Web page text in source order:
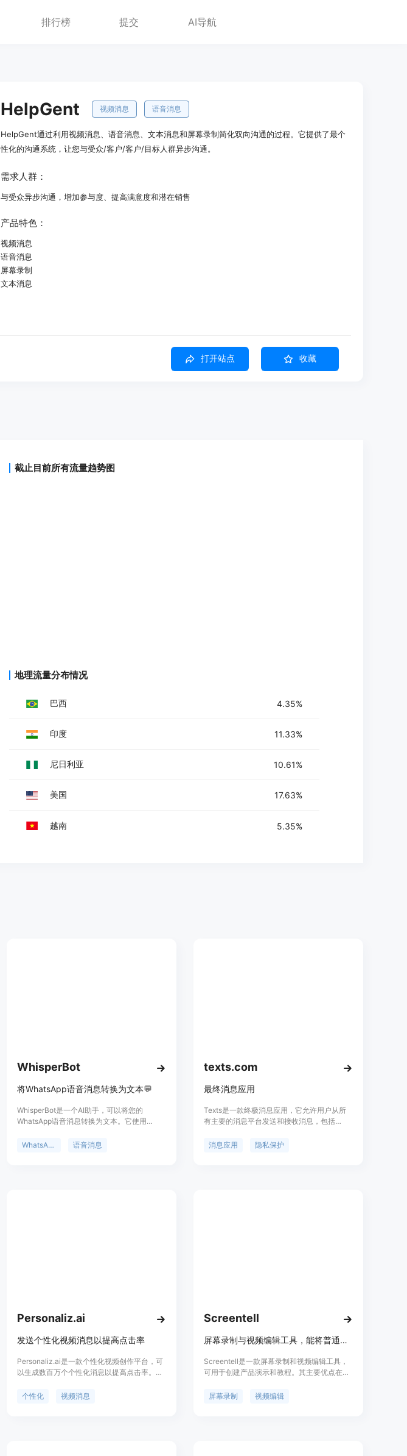
排行榜 提交 AI导航
HelpGent 视频消息 语音消息
HelpGent通过利用视频消息、语音消息、文本消息和屏幕录制简化双向沟通的过程。它提供了最个
性化的沟通系统，让您与受众/客户/客户/目标人群异步沟通。
需求人群：
与受众异步沟通，增加参与度、提高满意度和潜在销售
产品特色：
视频消息
语音消息
屏幕录制
文本消息
打开站点 收藏
截止目前所有流量趋势图
地理流量分布情况
巴西 4.35%
印度 11.33%
尼日利亚 10.61%
美国 17.63%
越南 5.35%
WhisperBot
将WhatsApp语音消息转换为文本💬
WhisperBot是一个AI助手，可以将您的
WhatsApp语音消息转换为文本。它使用
持57种语言，您只需将语音消息转发给
WhatsApp 语音消息
texts.com
最终消息应用
Texts是一款终极消息应用，它允许用户从所
有主要的消息平台发送和接收消息，包括
Signal、Messenger、Twitter、ChatGPT、
消息应用 隐私保护
Personaliz.ai
发送个性化视频消息以提高点击率
Personaliz.ai是一款个性化视频创作平台，可
以生成数百万个个性化消息以提高点击率。用
部动作来生成个性化的消息。通过发送个性化
个性化 视频消息
Screentell
屏幕录制与视频编辑工具，能将普通录屏转为专业品质视频
Screentell是一款屏幕录制和视频编辑工具，
可用于创建产品演示和教程。其主要优点在于
专业品质的视频，且无需安装软件，跨平台使
屏幕录制 视频编辑